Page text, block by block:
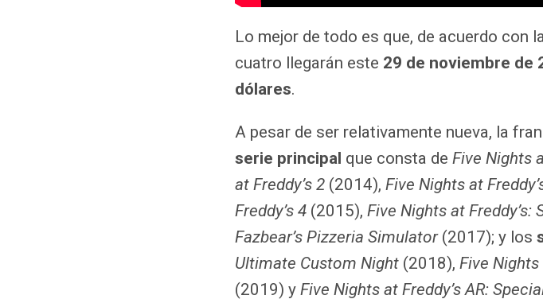
Lo mejor de todo es que, de acuerdo con
cuatro llegarán este 29 de noviembre de
dólares.
A pesar de ser relativamente nueva, la
serie principal que consta deFive Nights
at Freddy’s 2 (2014),Five Nights at
Freddy’s 4 (2015),Five Nights at Freddy’s:
Fazbear’s Pizzeria Simulator (2017); y los
Ultimate Custom Night (2018),Five Nights
(2019) yFive Nights at Freddy’s AR: